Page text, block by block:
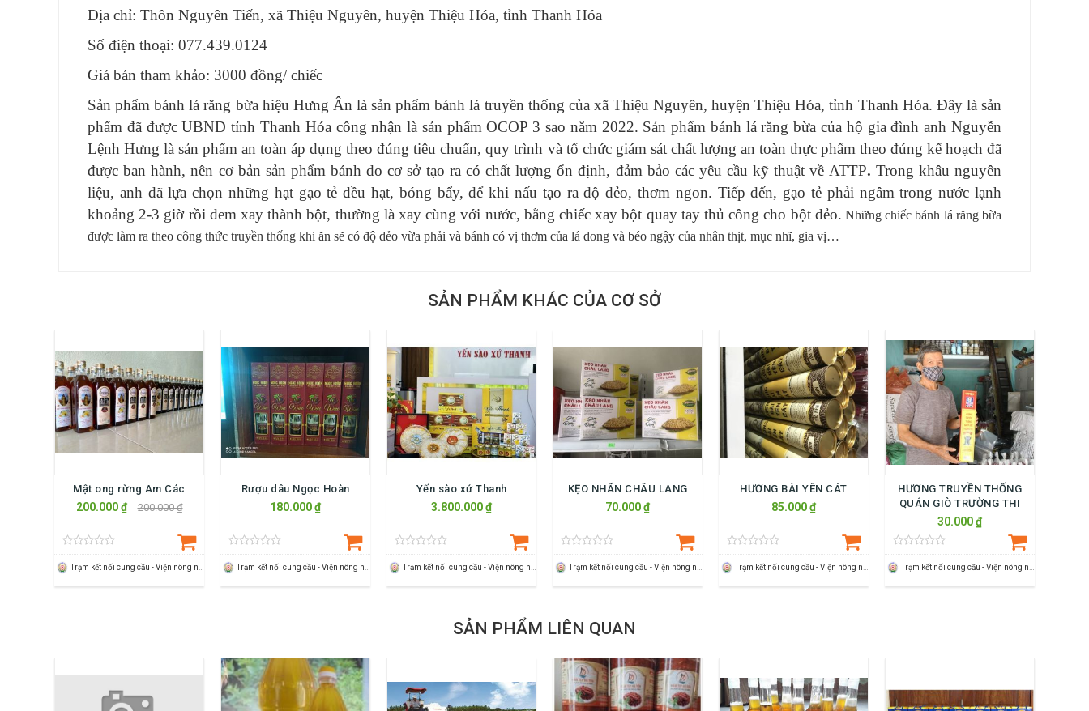
Địa chỉ: Thôn Nguyên Tiến, xã Thiệu Nguyên, huyện Thiệu Hóa, tỉnh Thanh Hóa
Số điện thoại: 077.439.0124
Giá bán tham khảo: 3000 đồng/ chiếc
Sản phẩm bánh lá răng bừa hiệu Hưng Ân là sản phẩm bánh lá truyền thống của xã Thiệu Nguyên, huyện Thiệu Hóa, tỉnh Thanh Hóa. Đây là sản
phẩm đã được UBND tỉnh Thanh Hóa công nhận là sản phẩm OCOP 3 sao năm 2022. Sản phẩm bánh lá răng bừa của hộ gia đình anh Nguyễn
Lệnh Hưng là sản phẩm an toànáp dụng theo đúng tiêu chuẩn, quy trình và tổ chức giám sát chất lượng an toàn thực phẩm theo đúng kế hoạch đã
được ban hành, nên cơ bản sản phẩm bánh do cơ sở tạo ra có chất lượng ổn định, đảm bảo các yêu cầu kỹ thuật về ATTP. Trong khâu nguyên
liệu, anh đã lựa chọn những hạt gạo tẻ đều hạt, bóng bẩy, để khi nấu tạo ra độ dẻo, thơm ngon. Tiếp đến, gạo tẻ phải ngâm trong nước lạnh
khoảng 2-3 giờ rồi đem xay thành bột, thường là xay cùng với nước, bằng chiếc xay bột quay tay thủ công cho bột dẻo. Những chiếc bánh lá răng bừa
được làm ra theo công thức truyền thống khi ăn sẽ có độ dẻo vừa phải và bánh có vị thơm của lá dong và béo ngậy của nhân thịt, mục nhĩ, gia vị…
SẢN PHẨM KHÁC CỦA CƠ SỞ
Mật ong rừng Am Các
200.000 ₫ 200.000 ₫
Rượu dâu Ngọc Hoàn
180.000 ₫
Yến sào xứ Thanh
3.800.000 ₫
KẸO NHÃN CHÂU LANG
70.000 ₫
HƯƠNG BÀI YÊN CÁT
85.000 ₫
HƯƠNG TRUYỀN THỐNG
QUÁN GIÒ TRƯỜNG THI
30.000 ₫
SẢN PHẨM LIÊN QUAN